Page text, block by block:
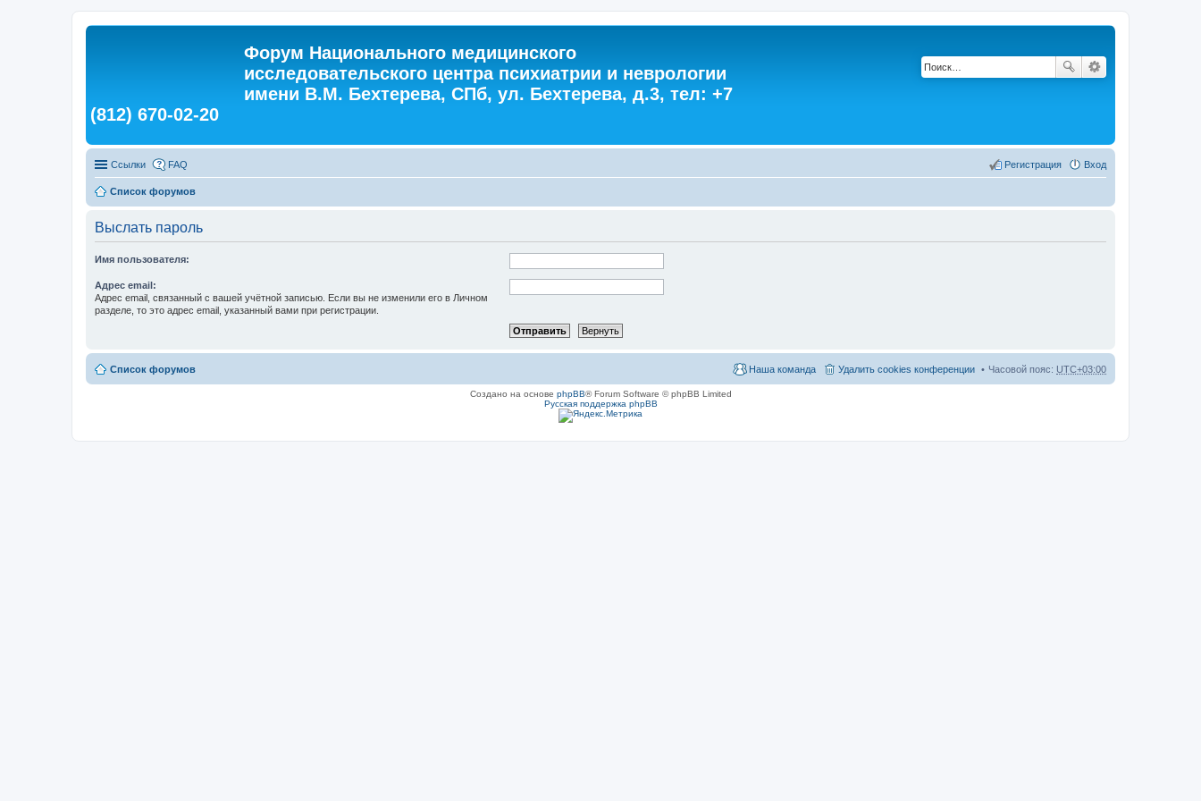
Форум Национального медицинского
исследовательского центра психиатрии и неврологии
имени В.М. Бехтерева, СПб, ул. Бехтерева, д.3, тел: +7
(812) 670-02-20
Ссылки FAQ Вход
Регистрация
Список форумов
Выслать пароль
Имя пользователя:
Адрес email:
Адрес email, связанный с вашей учётной записью. Если вы не изменили его в Личном
разделе, то это адрес email, указанный вами при регистрации.
Список форумов Часовой пояс: UTC+03:00
Удалить cookies конференции
Наша команда
Создано на основе phpBB® Forum Software © phpBB Limited
Русская поддержка phpBB